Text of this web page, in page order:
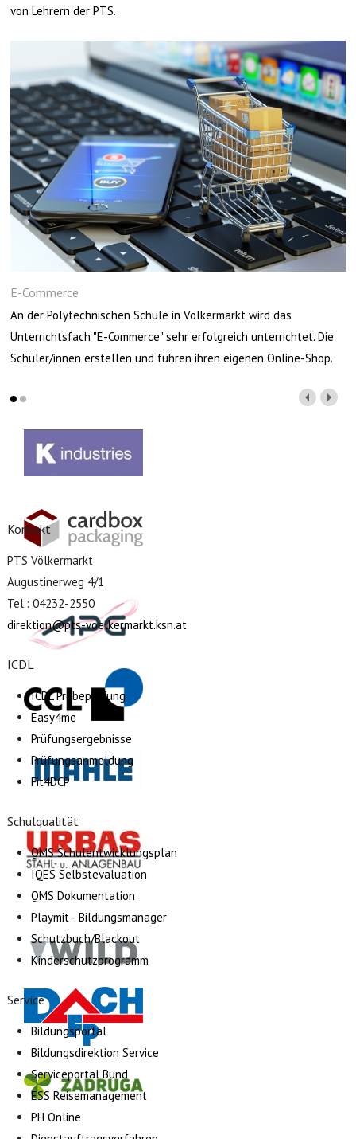
von Lehrern der PTS.
E-Commerce
An der Polytechnischen Schule in Völkermarkt wird das
Unterrichtsfach "E-Commerce" sehr erfolgreich unterrichtet. Die
Schüler/innen erstellen und führen ihren eigenen Online-Shop.
Kontakt
PTS Völkermarkt
Augustinerweg 4/1
Tel.: 04232-2550
direktion@pts-voelkermarkt.ksn.at
ICDL
ICDL Probeprüfung
Easy4me
Prüfungsergebnisse
Prüfungsanmeldung
Fit4DCP
Schulqualität
QMS Schulentwicklungsplan
IQES Selbstevaluation
QMS Dokumentation
Playmit - Bildungsmanager
Schutzbuch/Blackout
Kinderschutzprogramm
Service
Bildungsportal
Bildungsdirektion Service
Serviceportal Bund
ESS Reisemanagement
PH Online